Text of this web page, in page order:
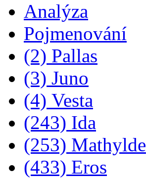
Analýza
Pojmenování
(2) Pallas
(3) Juno
(4) Vesta
(243) Ida
(253) Mathylde
(433) Eros